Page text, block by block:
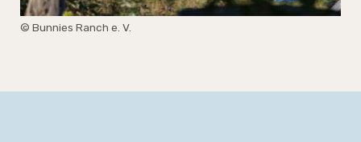
© Bunnies Ranch e. V.